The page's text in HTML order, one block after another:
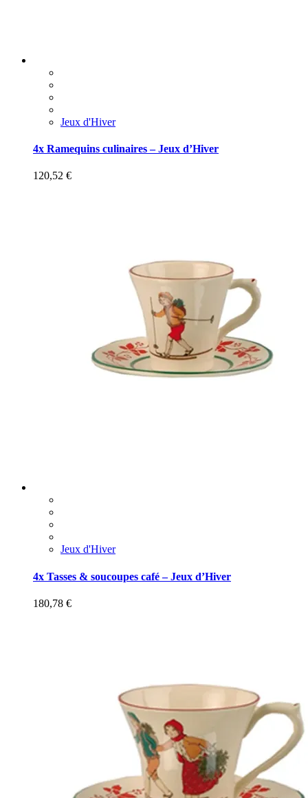
Jeux d'Hiver
4x Ramequins culinaires – Jeux d’Hiver
120,52 €
Jeux d'Hiver
4x Tasses & soucoupes café – Jeux d’Hiver
180,78 €